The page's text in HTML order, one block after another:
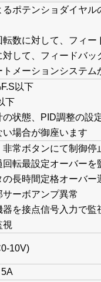
ポテンショダイヤ
数に対して、フィー
して、フィードバッ
メーションシステム
以下
下
状態、PID調整の設
場合が御座います
常ボタンにて制御停
転最設定オーバーを
長時間定格オーバー
ーボアンプ異常
を接点信号入力で監
視
10V)